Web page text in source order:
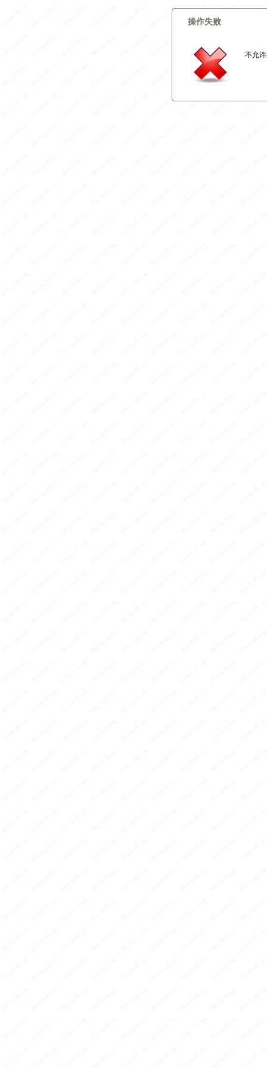
操作失败
不允